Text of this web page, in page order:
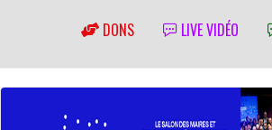
DONS LIVE VIDÉO